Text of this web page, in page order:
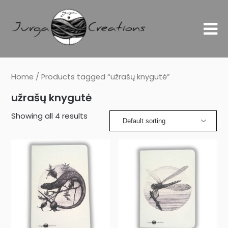
Home / Products tagged “užrašų knygutė”
užrašų knygutė
Showing all 4 results